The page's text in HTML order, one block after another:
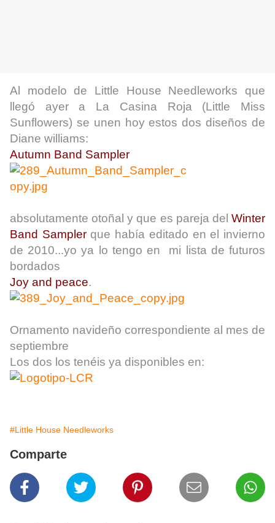
Al modelo de Little House Needleworks que
llegó ayer a La Casina Roja (Little Miss
Sunflowers) se unen hoy estos dos diseños de
Diane williams:
Autumn Band Sampler
absolutamente otoñal y que es pareja del Winter
Band Samplerque había editado en el invierno
de 2010...yo ya lo tengo en mi lista de futuros
bordados
Joy and peace.
Ornamento navideño correspondiente al mes de
septiembre
Los dos los tenéis ya disponibles en:
#Little House Needleworks
Comparte